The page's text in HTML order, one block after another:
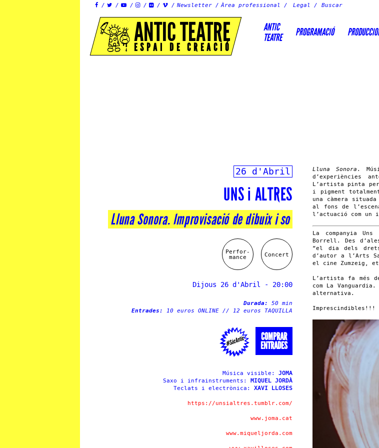
      Newsletter Àrea professional Legal
ANTIC TEATRE
ESPAI DE CREACIÓ
ANTIC
TEATRE
PROGRAMACIÓ
26 d'Abril
UNS i ALTRES
Lluna Sonora. Improvisació de dibuix i so
Concert
Perfor-
mance
Dijous 26 d'Abril - 20:00
Durada: 50 min
Entrades: 10 euros ONLINE // 12 euros TAQUILLA
COMPRAR
ENTRADES
Música visible: JOMA
Saxo i infrainstruments: MIQUEL JORDÀ
Teclats i electrònica: XAVI LLOSES
https://unsialtres.tumblr.com/
www.joma.cat
www.miqueljorda.com
Lluna Sonora .
d’experiències
L’artista pinta
i pigment
una càmera
al fons de
l’actuació com un
La companyia
Borrell. Des
“el dia dels
d’autor a l’Arts
el cine Zumzeig,
L’artista fa més
com La
alternativa.
Imprescindibles!!!